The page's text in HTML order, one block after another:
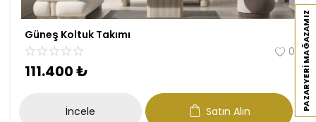
PAZARYERI MAĞAZAMIZ
Güneş Koltuk Takımı
0
111.400₺
İncele Satın Alın